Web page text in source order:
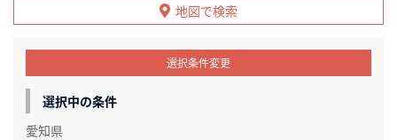
地図で検索
選択条件変更
選択中の条件
愛知県